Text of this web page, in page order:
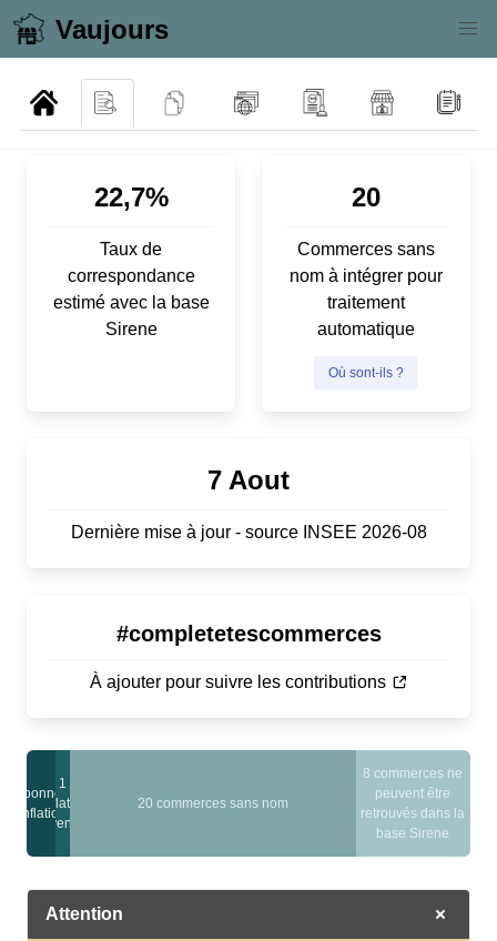
Vaujours
22,7%
Taux de
correspondance
estimé avec la base
Sirene
20
Commerces sans
nom à intégrer pour
traitement
automatique
Où sont-ils ?
7 Aout
Dernière mise à jour - source INSEE 2026-08
#completetescommerces
À ajouter pour suivre les contributions
2 bonnes
conflations
1
conflations
moyennes
20 commerces sans nom
8 commerces ne
peuvent être
retrouvés dans la
base Sirene
Attention